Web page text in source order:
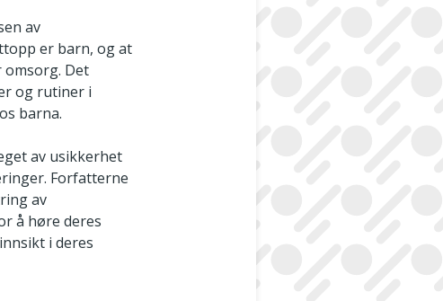
av
er barn, og at
Det
og rutiner i
barna.
av usikkerhet
Forfatterne
av
å høre deres
i deres